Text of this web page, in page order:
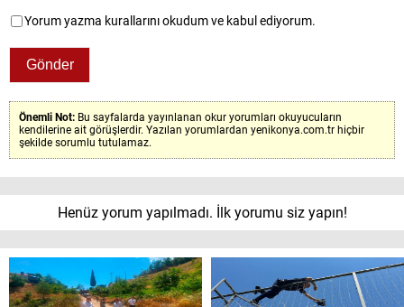
Yorum yazma kurallarını okudum ve kabul ediyorum.
Önemli Not: Bu sayfalarda yayınlanan okur yorumları okuyucuların
kendilerine ait görüşlerdir. Yazılan yorumlardan yenikonya.com.tr hiçbir
şekilde sorumlu tutulamaz.
Henüz yorum yapılmadı. İlk yorumu siz yapın!